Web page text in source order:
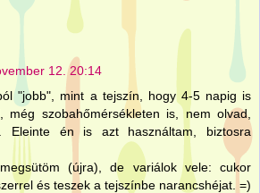
12. 20:14
"jobb", mint a tejszín, hogy 4-5 napig is
még szobahőmérsékleten is, nem olvad,
Eleinte én is azt használtam, biztosra
(újra), de variálok vele: cukor
és teszek a tejszínbe narancshéjat. =)